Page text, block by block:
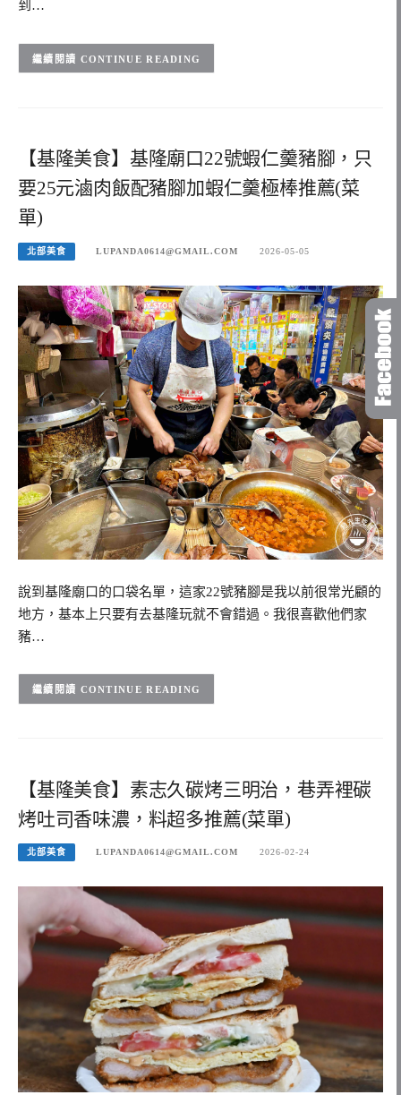
到…
CONTINUE READING
【基隆美食】基隆廟口22號蝦仁羹豬腳，只
要25元滷肉飯配豬腳加蝦仁羹極棒推薦(菜
單)
北部美食 LUPANDA0614@GMAIL.COM 2026-05-05
說到基隆廟口的口袋名單，這家22號豬腳是我以前很常光顧的
地方，基本上只要有去基隆玩就不會錯過。我很喜歡他們家
豬…
CONTINUE READING
【基隆美食】素志久碳烤三明治，巷弄裡碳
烤吐司香味濃，料超多推薦(菜單)
北部美食 LUPANDA0614@GMAIL.COM 2026-02-24